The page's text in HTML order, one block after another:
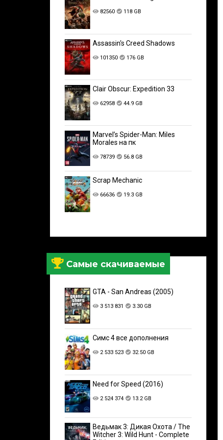
82560 118 GB
Assassin's Creed Shadows
101350 176 GB
Clair Obscur: Expedition 33
62958 44.9 GB
Marvel’s Spider-Man: Miles
Morales на пк
78739 56.8 GB
Scrap Mechanic
66636 19.3 GB
Самые скачиваемые
GTA - San Andreas (2005)
3 513 831 3.30 GB
Симс 4 все дополнения
2 533 523 32.50 GB
Need for Speed (2016)
2 524 374 13.2 GB
Ведьмак 3: Дикая Охота / The
Witcher 3: Wild Hunt - Complete